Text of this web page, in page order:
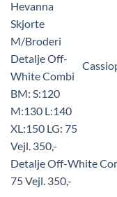
Detalje Off-White
75 Vejl. 350,-